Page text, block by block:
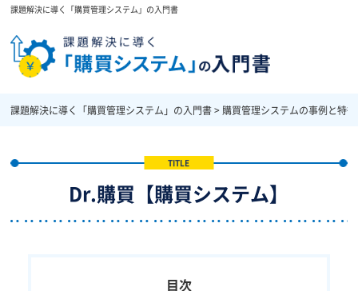
課題解決に導く「購買管理システム」の入門書
課題解決に導く「購買管理システム」の入門書> 購買管理システムの事例と特
Dr.購買【購買システム】